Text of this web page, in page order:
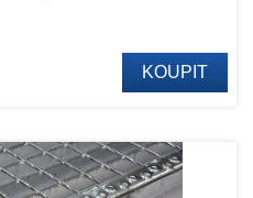
KOUPIT